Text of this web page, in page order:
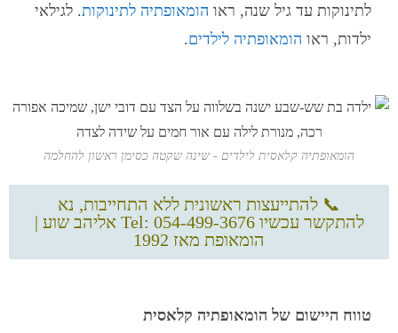
לתינוקות עד גיל שנה, ראו הומאופתיה לתינוקות. לגילאי
ילדות, ראו הומאופתיה לילדים.
הומאופתיה קלאסית לילדים - שינה שקטה כסימן ראשון להחלמה
📞 להתייעצות ראשונית ללא התחייבות, נא
להתקשר עכשיו Tel: 054-499-3676 אליהב שוע |
הומאופת מאז 1992
טווח היישום של הומאופתיה קלאסית